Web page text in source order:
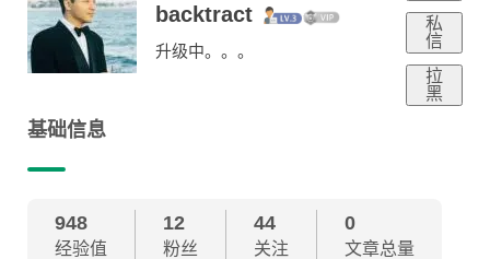
backtract
升级中。。。
私
信
拉
黑
基础信息
948
经验值
12
粉丝
44
关注
0
文章总量